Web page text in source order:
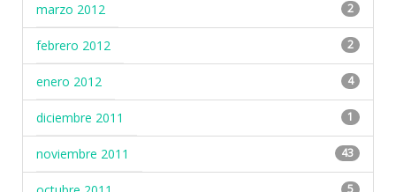
marzo 2012 2
febrero 2012 2
enero 2012 4
diciembre 2011 1
noviembre 2011 43
5